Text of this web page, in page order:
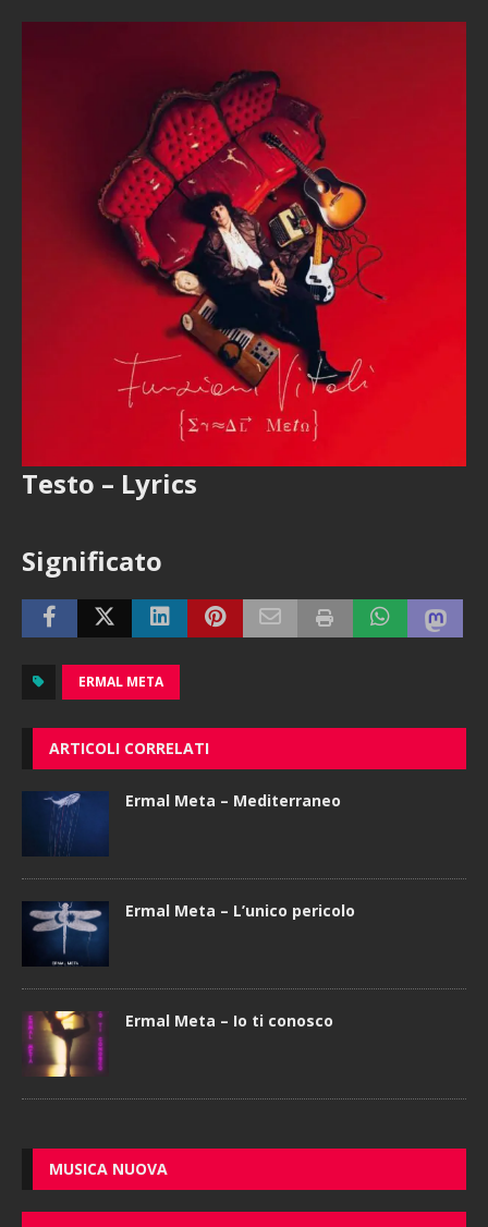
Testo – Lyrics
Significato
ERMAL META
ARTICOLI CORRELATI
Ermal Meta – Mediterraneo
Ermal Meta – L’unico pericolo
Ermal Meta – Io ti conosco
MUSICA NUOVA